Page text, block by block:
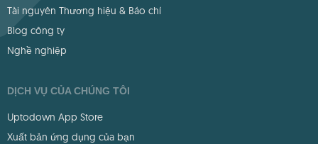
Tài nguyên Thương hiệu & Báo chí
Blog công ty
Nghề nghiệp
DỊCH VỤ CỦA CHÚNG TÔI
Uptodown App Store
Xuất bản ứng dụng của bạn